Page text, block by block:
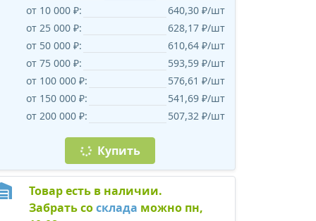
от 10 000 ₽:
640,30 ₽/шт
от 25 000 ₽:
628,17 ₽/шт
от 50 000 ₽:
610,64 ₽/шт
от 75 000 ₽:
593,59 ₽/шт
от 100 000 ₽:
576,61 ₽/шт
от 150 000 ₽:
541,69 ₽/шт
от 200 000 ₽:
507,32 ₽/шт
Купить
Товар есть в наличии.
Забрать сосклада можно пн,